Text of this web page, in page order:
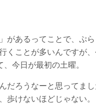
があるってことで、ぷら
くことが多いんですが、
今日が最初の土曜。
だろうなーと思ってま
歩けないほどじゃない。